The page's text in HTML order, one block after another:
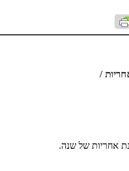
/
אחריות של שנה.